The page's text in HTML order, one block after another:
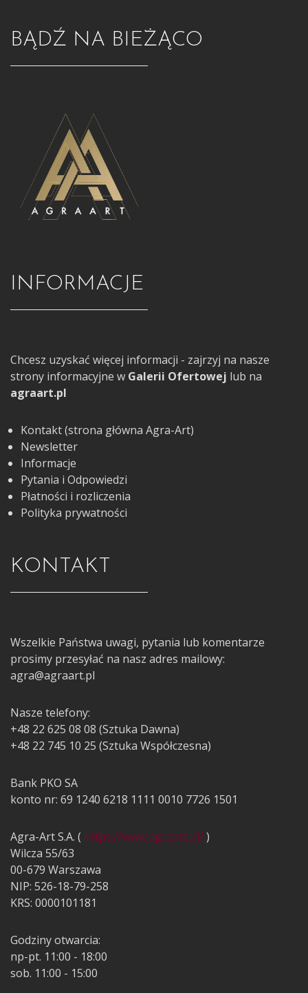
BĄDŹ NA BIEŻĄCO
INFORMACJE
Chcesz uzyskać więcej informacji - zajrzyj na nasze
strony informacyjne w Galerii Ofertowej lub na
agraart.pl
Kontakt (strona główna Agra-Art)
Newsletter
Informacje
Pytania i Odpowiedzi
Płatności i rozliczenia
Polityka prywatności
KONTAKT
Wszelkie Państwa uwagi, pytania lub komentarze
prosimy przesyłać na nasz adres mailowy:
agra@agraart.pl
Nasze telefony:
+48 22 625 08 08 (Sztuka Dawna)
+48 22 745 10 25 (Sztuka Współczesna)
Bank PKO SA
konto nr: 69 1240 6218 1111 0010 7726 1501
Agra-Art S.A. ( https://www.agraart.pl/)
Wilcza 55/63
00-679 Warszawa
NIP: 526-18-79-258
KRS: 0000101181
Godziny otwarcia:
np-pt. 11:00 - 18:00
sob. 11:00 - 15:00